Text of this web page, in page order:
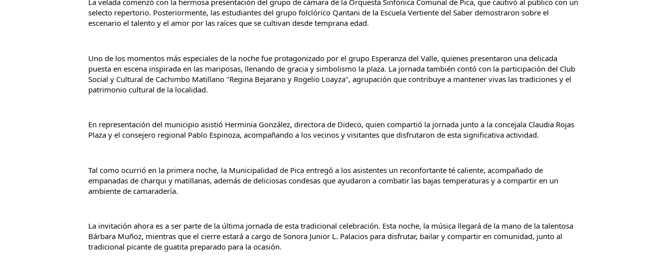
La velada comenzó con la hermosa presentación del grupo de cámara de la Orquesta Sinfónica Comunal de Pica, que cautivó al público con un
selecto repertorio. Posteriormente, las estudiantes del grupo folclórico Qantani de la Escuela Vertiente del Saber demostraron sobre el
escenario el talento y el amor por las raíces que se cultivan desde temprana edad.
Uno de los momentos más especiales de la noche fue protagonizado por el grupo Esperanza del Valle, quienes presentaron una delicada
puesta en escena inspirada en las mariposas, llenando de gracia y simbolismo la plaza. La jornada también contó con la participación del Club
Social y Cultural de Cachimbo Matillano "Regina Bejarano y Rogelio Loayza", agrupación que contribuye a mantener vivas las tradiciones y el
patrimonio cultural de la localidad.
En representación del municipio asistió Herminia González, directora de Dideco, quien compartió la jornada junto a la concejala Claudia Rojas
Plaza y el consejero regional Pablo Espinoza, acompañando a los vecinos y visitantes que disfrutaron de esta significativa actividad.
Tal como ocurrió en la primera noche, la Municipalidad de Pica entregó a los asistentes un reconfortante té caliente, acompañado de
empanadas de charqui y matillanas, además de deliciosas condesas que ayudaron a combatir las bajas temperaturas y a compartir en un
ambiente de camaradería.
La invitación ahora es a ser parte de la última jornada de esta tradicional celebración. Esta noche, la música llegará de la mano de la talentosa
Bárbara Muñoz, mientras que el cierre estará a cargo de Sonora Junior L. Palacios para disfrutar, bailar y compartir en comunidad, junto al
tradicional picante de guatita preparado para la ocasión.